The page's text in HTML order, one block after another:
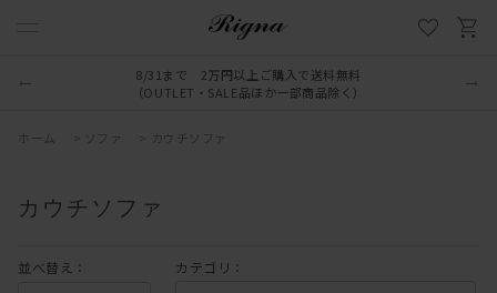
LINE新規追加でクーポンプレゼント
ホーム ソファ カウチソファ
カウチソファ
並べ替え： カテゴリ：